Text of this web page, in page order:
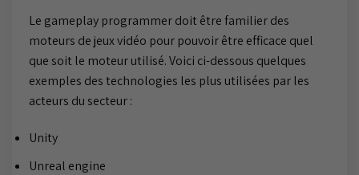
Le gameplay programmer doit être familier des
moteurs de jeux vidéo pour pouvoir être efficace quel
que soit le moteur utilisé. Voici ci-dessous quelques
exemples des technologies les plus utilisées par les
acteurs du secteur :
Unity
Unreal engine